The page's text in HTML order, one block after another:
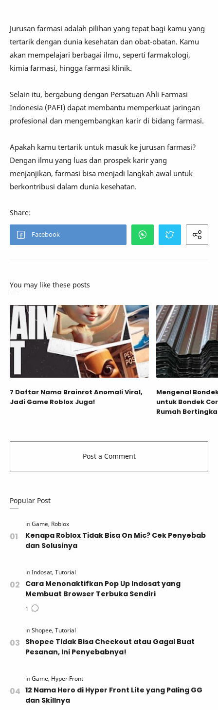
Jurusan farmasi adalah pilihan yang tepat bagi kamu yang
tertarik dengan dunia kesehatan dan obat-obatan. Kamu
akan mempelajari berbagai ilmu, seperti farmakologi,
kimia farmasi, hingga farmasi klinik.
Selain itu, bergabung dengan Persatuan Ahli Farmasi
Indonesia (PAFI) dapat membantu memperkuat jaringan
profesional dan mengembangkan karir di bidang farmasi.
Apakah kamu tertarik untuk masuk ke jurusan farmasi?
Dengan ilmu yang luas dan prospek karir yang
menjanjikan, farmasi bisa menjadi langkah awal untuk
berkontribusi dalam dunia kesehatan.
You may like these posts
7 Daftar Nama Brainrot Anomali Viral,
Jadi Game Roblox Juga!
Mengenal
untuk Bondek
Rumah
Popular Post
Kenapa Roblox Tidak Bisa On Mic? Cek Penyebab
dan Solusinya
Cara Menonaktifkan Pop Up Indosat yang
Membuat Browser Terbuka Sendiri
Shopee Tidak Bisa Checkout atau Gagal Buat
Pesanan, Ini Penyebabnya!
12 Nama Hero di Hyper Front Lite yang Paling GG
dan Skillnya